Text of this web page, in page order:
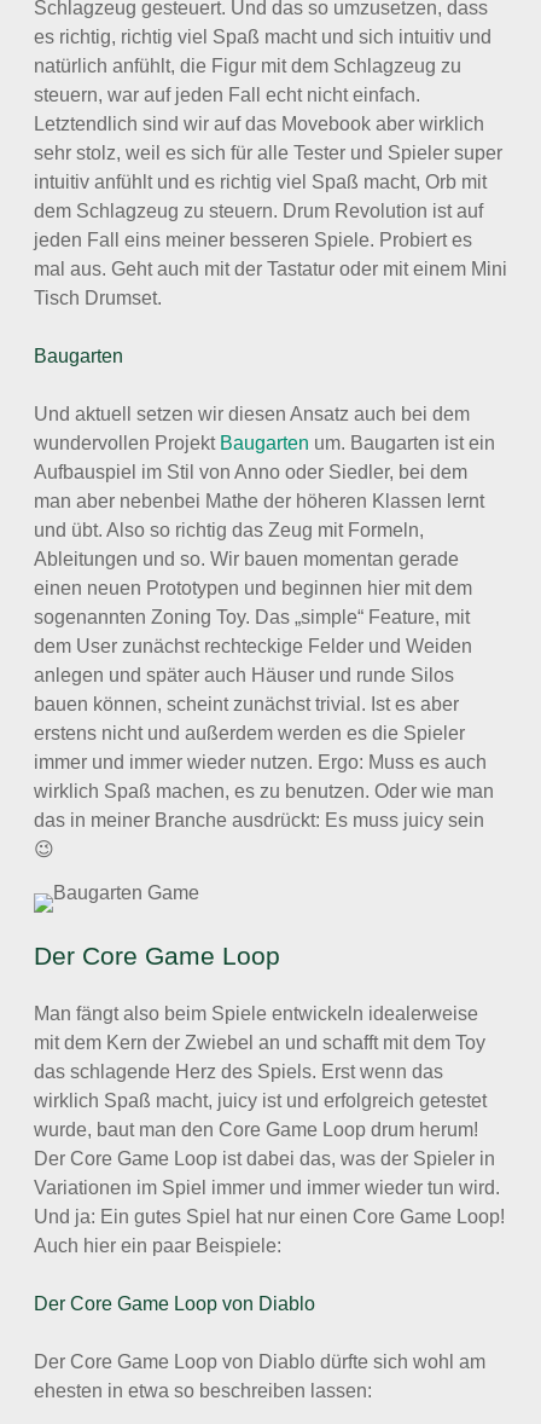
Schlagzeug gesteuert. Und das so umzusetzen, dass
es richtig, richtig viel Spaß macht und sich intuitiv und
natürlich anfühlt, die Figur mit dem Schlagzeug zu
steuern, war auf jeden Fall echt nicht einfach.
Letztendlich sind wir auf das Movebook aber wirklich
sehr stolz, weil es sich für alle Tester und Spieler super
intuitiv anfühlt und es richtig viel Spaß macht, Orb mit
dem Schlagzeug zu steuern. Drum Revolution ist auf
jeden Fall eins meiner besseren Spiele. Probiert es
mal aus. Geht auch mit der Tastatur oder mit einem Mini
Tisch Drumset.
Baugarten
Und aktuell setzen wir diesen Ansatz auch bei dem
wundervollen Projekt Baugarten um. Baugarten ist ein
Aufbauspiel im Stil von Anno oder Siedler, bei dem
man aber nebenbei Mathe der höheren Klassen lernt
und übt. Also so richtig das Zeug mit Formeln,
Ableitungen und so. Wir bauen momentan gerade
einen neuen Prototypen und beginnen hier mit dem
sogenannten Zoning Toy. Das „simple“ Feature, mit
dem User zunächst rechteckige Felder und Weiden
anlegen und später auch Häuser und runde Silos
bauen können, scheint zunächst trivial. Ist es aber
erstens nicht und außerdem werden es die Spieler
immer und immer wieder nutzen. Ergo: Muss es auch
wirklich Spaß machen, es zu benutzen. Oder wie man
das in meiner Branche ausdrückt: Es muss juicy sein
😉
Der Core Game Loop
Man fängt also beim Spiele entwickeln idealerweise
mit dem Kern der Zwiebel an und schafft mit dem Toy
das schlagende Herz des Spiels. Erst wenn das
wirklich Spaß macht, juicy ist und erfolgreich getestet
wurde, baut man den Core Game Loop drum herum!
Der Core Game Loop ist dabei das, was der Spieler in
Variationen im Spiel immer und immer wieder tun wird.
Und ja: Ein gutes Spiel hat nur einen Core Game Loop!
Auch hier ein paar Beispiele:
Der Core Game Loop von Diablo
Der Core Game Loop von Diablo dürfte sich wohl am
ehesten in etwa so beschreiben lassen: